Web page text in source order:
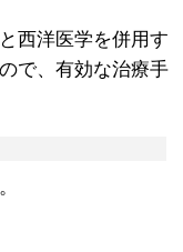
西洋医学を併用す
で、有効な治療手